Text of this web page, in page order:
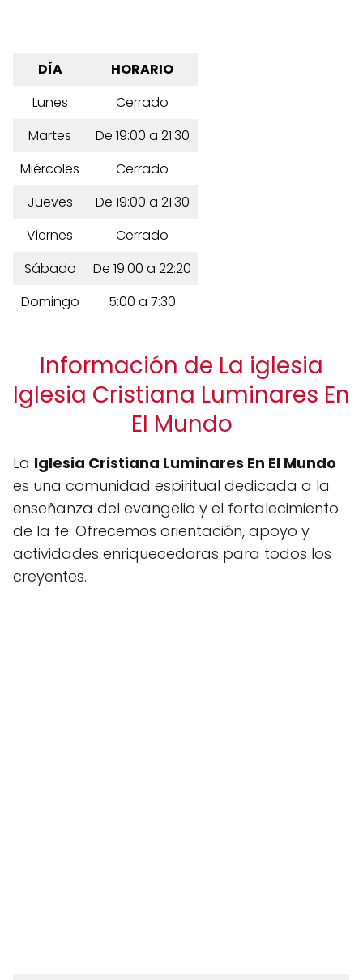
DÍA
HORARIO
Lunes
Cerrado
Martes
De 19:00 a 21:30
Miércoles
Cerrado
Jueves
De 19:00 a 21:30
Viernes
Cerrado
Sábado
De 19:00 a 22:20
Domingo
5:00 a 7:30
Información de La iglesia
Iglesia Cristiana Luminares En
El Mundo
La Iglesia Cristiana Luminares En El Mundo
es una comunidad espiritual dedicada a la
enseñanza del evangelio y el fortalecimiento
de la fe. Ofrecemos orientación, apoyo y
actividades enriquecedoras para todos los
creyentes.